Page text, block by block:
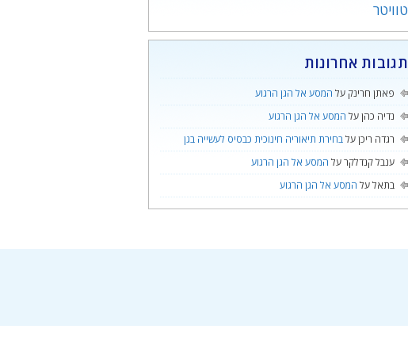
טוויטר
תגובות אחרונות
פאתן חרינק על המסע אל הגן הרגוע
נדיה כהןעל המסע אל הגן הרגוע
רגדה ריכןעלבחירת תיאוריה חינוכית כבסיס לעשייה בגן
ענבל קנדלקרעל המסע אל הגן הרגוע
בתאלעל המסע אל הגן הרגוע